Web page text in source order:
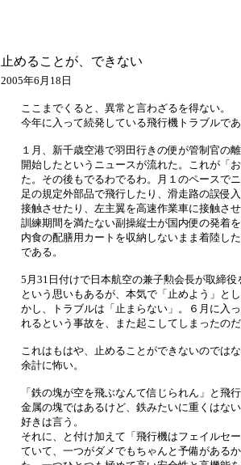
ここまでくると、異常と言わざるを得ない。
今年に入って続発している飛行機トラブルで
１月、新千歳空港で羽田行きの便が管制官の
開始したというニュースが流れた。これが「
た。その後もでるわでるわ。月１のペースで
足の規定外部品で飛行したり、滑走路の誤侵
接触させたり、左主翼を高速作業車に接触さ
訓練期間を満たない副操縦士が国内便の発着
内食の配膳用カートを収納しないまま着陸し
である。
5月31日付けで日本航空の兼子勲会長が取締
という思いもあるが、本気で「止めよう」と
かし、トラブルは「止まらない」。６月に入
れるという事故を、また起こしてしまったの
これはもはや、止めることができないのでは
余計に怖い。
「鉄の塊が空を飛ぶなんて信じられん」と飛
金属の塊ではあるけど、鉄みたいに重くはな
好きは言う。
それに、と付け加えて「飛行機はフェイルセ
ていて、一つがダメでもちゃんと予備がある
止めることが、できない
2005年6月18日